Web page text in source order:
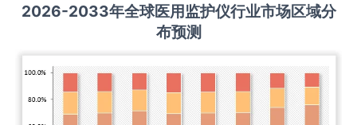
2026-2033年全球医用监护仪行业市场区域分
布预测